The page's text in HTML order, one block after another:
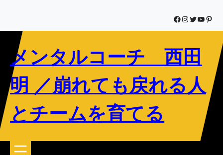
を
Facebook
Instagram
Twitter
YouTube
メンタルコーチ 西田
明 ／崩れても戻れる人
とチームを育てる